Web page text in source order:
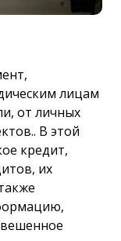
лицам
от личных
В этой
кредит,
их